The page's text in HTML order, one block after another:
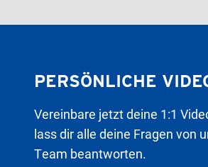
PERSÖNLICHE
Vereinbare jetzt deine 1:1
lass dir alle deine Fragen von
Team beantworten.